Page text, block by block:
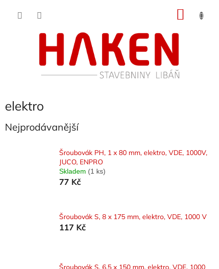
elektro
Nejprodávanější
Šroubovák PH, 1 x 80 mm, elektro, VDE, 1000V,
JUCO, ENPRO
Skladem (1 ks)
77 Kč
Šroubovák S, 8 x 175 mm, elektro, VDE, 1000 V
117 Kč
Šroubovák S, 6,5 x 150 mm, elektro, VDE, 1000